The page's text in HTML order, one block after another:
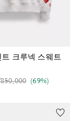
크루넥 스웨트
격 인하 전
인하됨
(69%)